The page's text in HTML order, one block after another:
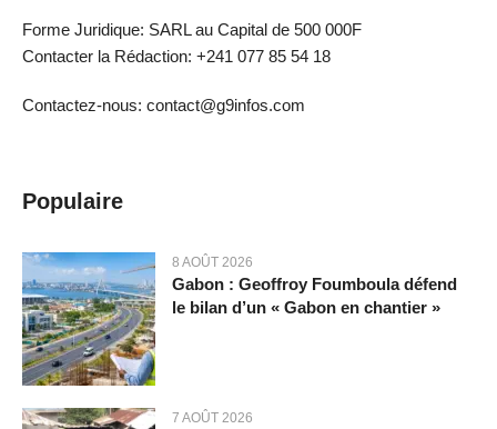
Forme Juridique: SARL au Capital de 500 000F
Contacter la Rédaction: +241 077 85 54 18
Contactez-nous: contact@g9infos.com
Populaire
8 AOÛT 2026
Gabon : Geoffroy Foumboula défend
le bilan d’un « Gabon en chantier »
7 AOÛT 2026